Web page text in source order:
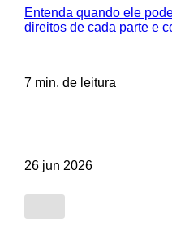
Entenda quando ele
direitos de cada parte e
7 min. de leitura
26 jun 2026